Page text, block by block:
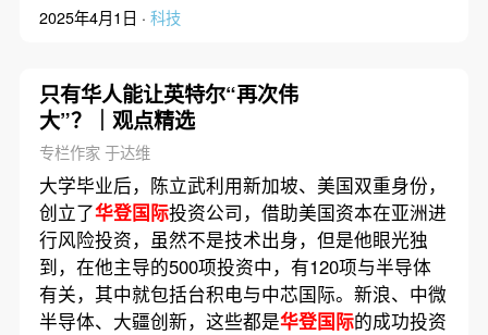
2025年4月1日 · 科技
只有华人能让英特尔“再次伟
大”？｜观点精选
专栏作家 于达维
大学毕业后，陈立武利用新加坡、美国双重身份，
创立了华登国际投资公司，借助美国资本在亚洲进
行风险投资，虽然不是技术出身，但是他眼光独
到，在他主导的500项投资中，有120项与半导体
有关，其中就包括台积电与中芯国际。新浪、中微
半导体、大疆创新，这些都是华登国际的成功投资